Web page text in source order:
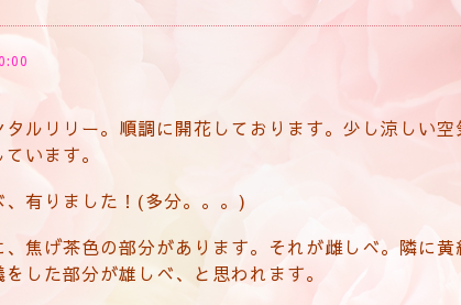
タルリリー。順調に開花しております。少し涼しい空
います。
、有りました！(多分。。。)
、焦げ茶色の部分があります。それが雌しべ。隣に黄
した部分が雄しべ、と思われます。